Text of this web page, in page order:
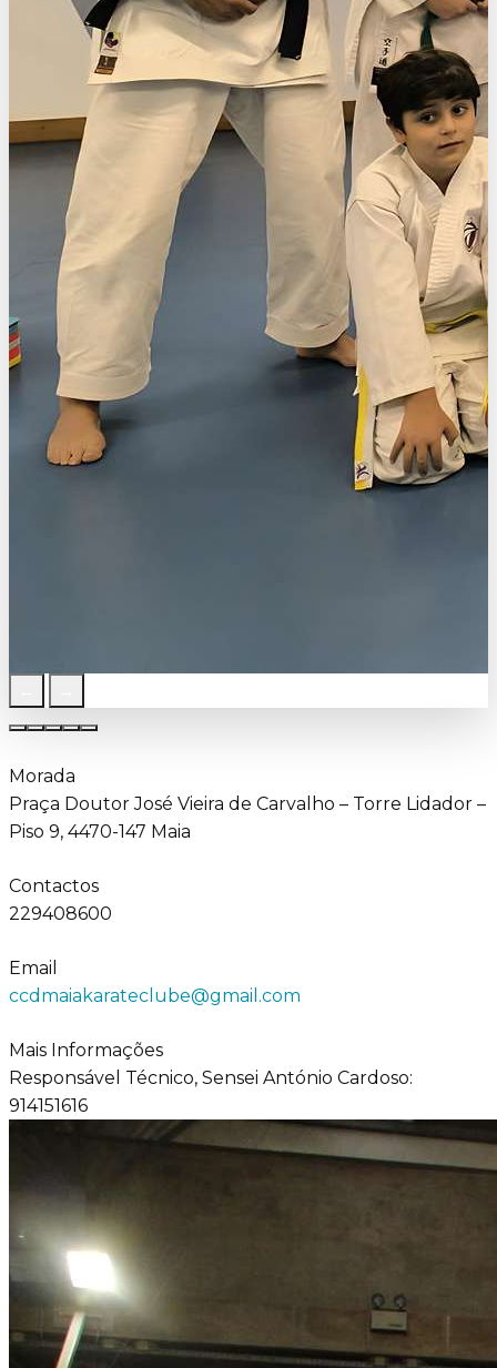
Morada
Praça Doutor José Vieira de Carvalho – Torre Lidador –
Piso 9, 4470-147 Maia
Contactos
229408600
Email
ccdmaiakarateclube@gmail.com
Mais Informações
Responsável Técnico, Sensei António Cardoso:
914151616